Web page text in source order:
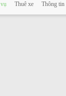
Thuê xe Thông tin